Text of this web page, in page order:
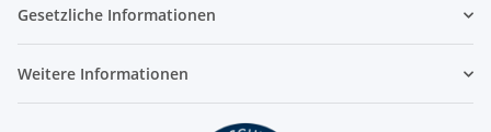
Gesetzliche Informationen
Weitere Informationen